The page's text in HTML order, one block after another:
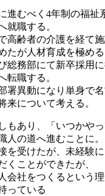
進むべく4年制の福祉
就職する。
高齢者の介護を経て施
たが人材育成を極める
総務部にて新卒採用
転職する。
署異動になり単身で
来について考える。
もあり、「いつかや
人の道へ進むことに。
を受けたが、未経験
くことができたが、
会社をつくるという
っている